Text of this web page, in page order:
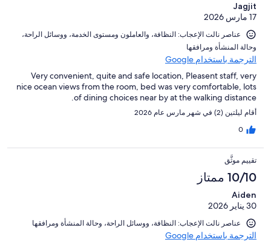
Jagjit
17 مارس 2026
عناصر نالت الإعجاب: ⁦النظافة⁩، و⁦العاملون ومستوى الخدمة⁩، و⁦وسائل الراحة⁩،
و⁦حالة المنشأة ومرافقها⁩
الترجمة باستخدام Google
Very convenient, quite and safe location, Pleasent staff, very
nice ocean views from the room, bed was very comfortable, lots
of dining choices near by at the walking distance.
أقام ليلتين (2) في شهر مارس عام 2026
0
تقييم موثَّق
10/10 ممتاز
Aiden
30 يناير 2026
عناصر نالت الإعجاب: ⁦النظافة⁩، و⁦وسائل الراحة⁩، و⁦حالة المنشأة ومرافقها⁩
الترجمة باستخدام Google